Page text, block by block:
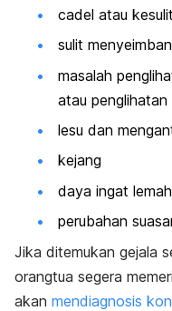
cadel atau
sulit
masalah
atau penglihatan
lesu dan
kejang
daya ingat lemah
perubahan
Jika ditemukan gejala
orangtua segera
akan mendiagnosis